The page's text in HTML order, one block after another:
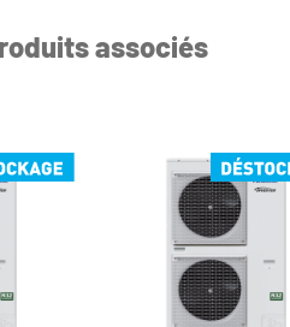
associés